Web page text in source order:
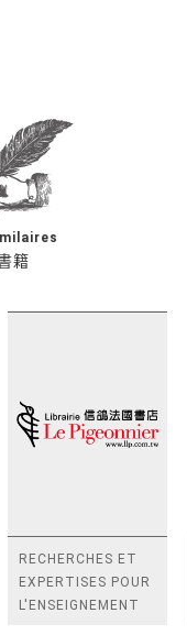
籍
RECHERCHES ET
EXPERTISES POUR
L'ENSEIGNEMENT